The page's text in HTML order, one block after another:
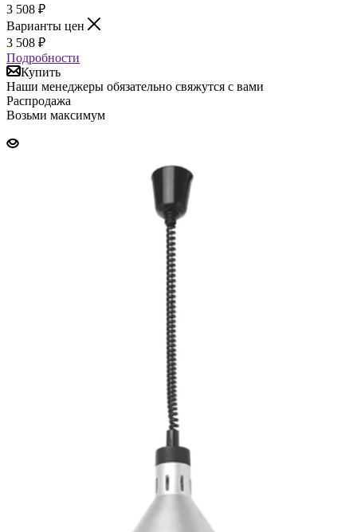
3 508 ₽
Варианты цен
3 508 ₽
Подробности
Купить
Наши менеджеры обязательно свяжутся с вами
Распродажа
Возьми максимум